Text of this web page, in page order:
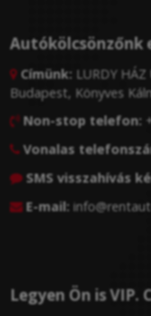
Autókölcsönzőnk
 Címünk: LURDY
Budapest, Könyves
 Non-stop telefon:
 Vonalas
 SMS visszahívás
 E-mail:
Legyen Ön is VIP.